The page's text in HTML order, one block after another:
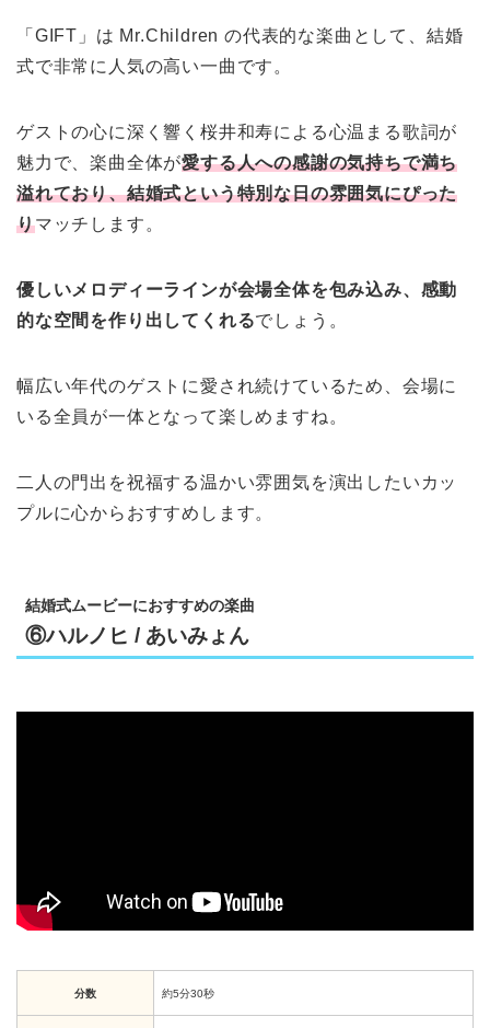
「GIFT」は Mr.Children の代表的な楽曲として、結婚
式で非常に人気の高い一曲です。
ゲストの心に深く響く桜井和寿による心温まる歌詞が
魅力で、楽曲全体が愛する人への感謝の気持ちで満ち
溢れており、結婚式という特別な日の雰囲気にぴった
りマッチします。
優しいメロディーラインが会場全体を包み込み、感動
的な空間を作り出してくれるでしょう。
幅広い年代のゲストに愛され続けているため、会場に
いる全員が一体となって楽しめますね。
二人の門出を祝福する温かい雰囲気を演出したいカッ
プルに心からおすすめします。
結婚式ムービーにおすすめの楽曲
⑥ハルノヒ / あいみょん
分数 約5分30秒